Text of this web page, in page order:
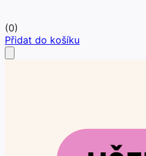
(0)
Přidat do košíku